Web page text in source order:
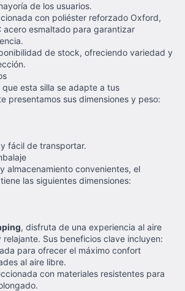
de los usuarios.
con poliéster reforzado Oxford,
acero esmaltado para garantizar
de stock, ofreciendo variedad y
esta silla se adapte a tus
presentamos sus dimensiones y peso:
fácil de transportar.
almacenamiento convenientes, el
las siguientes dimensiones:
, disfruta de una experiencia al aire
relajante. Sus beneficios clave incluyen:
para ofrecer el máximo confort
al aire libre.
con materiales resistentes para